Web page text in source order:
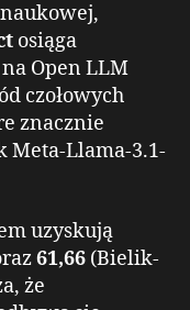
osiąga
Open LLM
czołowych
znacznie
Meta-Llama-3.1-
uzyskują
61,66 (Bielik-
że